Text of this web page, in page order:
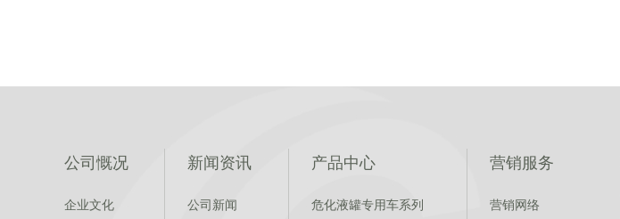
公司慨况
企业文化
新闻资讯
公司新闻
产品中心
危化液罐专用车系列
营销服务
营销网络